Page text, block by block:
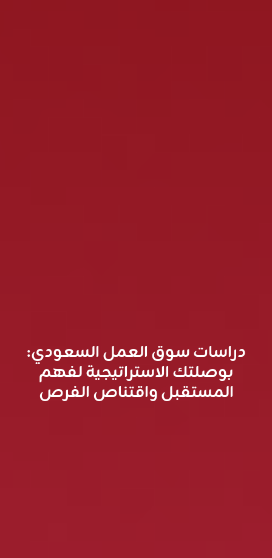
دراسات سوق العمل السعودي:
بوصلتك الاستراتيجية لفهم
المستقبل واقتناص الفرص